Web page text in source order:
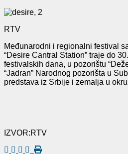
RTV
Međunarodni i regionalni festival
“Desire Cantral Station” traje do
festivalskih dana, u pozorištu
“Jadran” Narodnog pozorišta u
predstava iz Srbije i zemalja u
IZVOR:RTV